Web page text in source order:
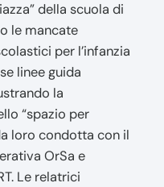
della scuola di
le mancate
per l’infanzia
linee guida
la
“spazio per
loro condotta con il
OrSa e
Le relatrici